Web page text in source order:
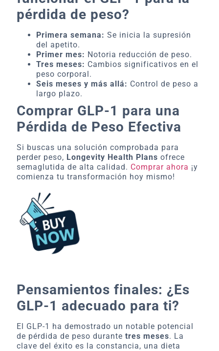
pérdida de peso?
Primera semana: Se inicia la supresión
del apetito.
Primer mes: Notoria reducción de peso.
Tres meses: Cambios significativos en el
peso corporal.
Seis meses y más allá: Control de peso a
largo plazo.
Comprar GLP-1 para una
Pérdida de Peso Efectiva
Si buscas una solución comprobada para
perder peso, Longevity Health Plans ofrece
semaglutida de alta calidad. Comprar ahora ¡y
comienza tu transformación hoy mismo!
Pensamientos finales: ¿Es
GLP-1 adecuado para ti?
El GLP-1 ha demostrado un notable potencial
de pérdida de peso durante tres meses. La
clave del éxito es la constancia, una dieta